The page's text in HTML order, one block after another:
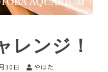
レンジ！
30日 やはた